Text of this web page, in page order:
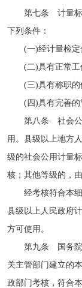
第七条 计量标准
下列条件：
(一)经计量检定
(二)具有正常工
(三)具有称职的
(四)具有完善的
第八条 社会公用
用。县级以上地方
级的社会公用计量
核；其他等级的，
经考核符合本细
县级以上人民政府
方可使用。
第九条 国务院有
关主管部门建立的
政部门考核，符合